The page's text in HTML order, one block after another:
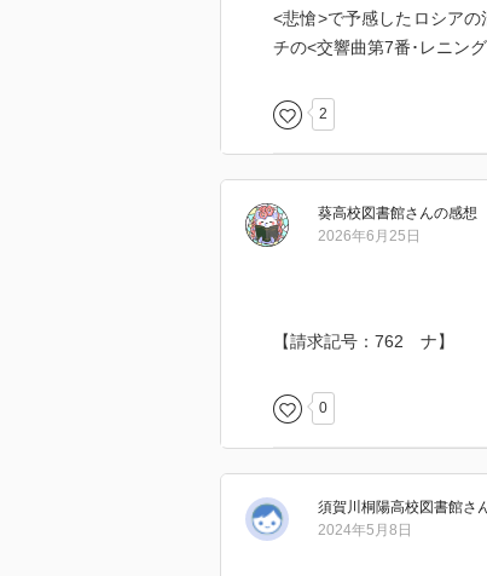
<悲愴>で予感したロシア
チの<交響曲第7番･レニン
2
葵高校図書館さんの感想
2026年6月25日
【請求記号：762 ナ】
0
須賀川桐陽高校図書館さ
2024年5月8日